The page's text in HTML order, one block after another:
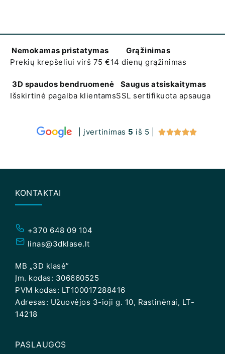
Nemokamas pristatymas
Prekių krepšeliui virš 75 €
Grąžinimas
14 dienų grąžinimas
3D spaudos bendruomenė
Išskirtinė pagalba klientams
Saugus atsiskaitymas
SSL sertifikuota apsauga
| įvertinimas 5 iš 5 | 
KONTAKTAI
+370 648 09 104
linas@3dklase.lt
MB „3D klasė”
Įm. kodas: 306660525
PVM kodas: LT100017288416
Adresas: Užuovėjos 3-ioji g. 10, Rastinėnai, LT-
14218
PASLAUGOS